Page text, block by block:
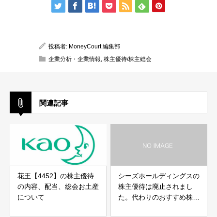
投稿者: MoneyCourt 編集部
企業分析・企業情報, 株主優待/株主総会
関連記事
花王【4452】の株主優待
の内容、配当、総会お土産
について
シーズホールディングスの
株主優待は廃止されまし
た。代わりのおすすめ株主